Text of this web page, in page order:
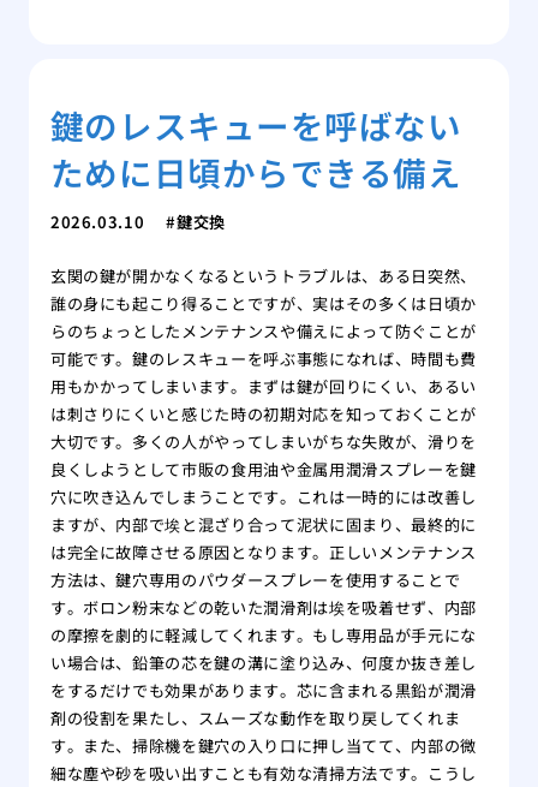
鍵のレスキューを呼ばない
ために日頃からできる備え
2026.03.10 鍵交換
玄関の鍵が開かなくなるというトラブルは、ある日突然、
誰の身にも起こり得ることですが、実はその多くは日頃か
らのちょっとしたメンテナンスや備えによって防ぐことが
可能です。鍵のレスキューを呼ぶ事態になれば、時間も費
用もかかってしまいます。まずは鍵が回りにくい、あるい
は刺さりにくいと感じた時の初期対応を知っておくことが
大切です。多くの人がやってしまいがちな失敗が、滑りを
良くしようとして市販の食用油や金属用潤滑スプレーを鍵
穴に吹き込んでしまうことです。これは一時的には改善し
ますが、内部で埃と混ざり合って泥状に固まり、最終的に
は完全に故障させる原因となります。正しいメンテナンス
方法は、鍵穴専用のパウダースプレーを使用することで
す。ボロン粉末などの乾いた潤滑剤は埃を吸着せず、内部
の摩擦を劇的に軽減してくれます。もし専用品が手元にな
い場合は、鉛筆の芯を鍵の溝に塗り込み、何度か抜き差し
をするだけでも効果があります。芯に含まれる黒鉛が潤滑
剤の役割を果たし、スムーズな動作を取り戻してくれま
す。また、掃除機を鍵穴の入り口に押し当てて、内部の微
細な塵や砂を吸い出すことも有効な清掃方法です。こうし